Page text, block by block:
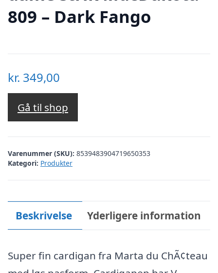
809 – Dark Fango
kr. 349,00
Gå til shop
Varenummer (SKU): 8539483904719650353
Kategori: Produkter
Beskrivelse Yderligere information
Super fin cardigan fra Marta du ChÃ¢teau